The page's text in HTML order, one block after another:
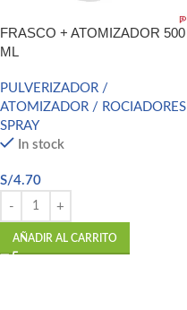
FRASCO + ATOMIZADOR 500
ML
PULVERIZADOR /
ATOMIZADOR / ROCIADORES
SPRAY
In stock
S/4.70
AÑADIR AL CARRITO